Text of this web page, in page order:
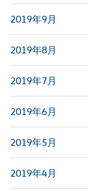
2019年9月
2019年8月
2019年7月
2019年6月
2019年5月
2019年4月